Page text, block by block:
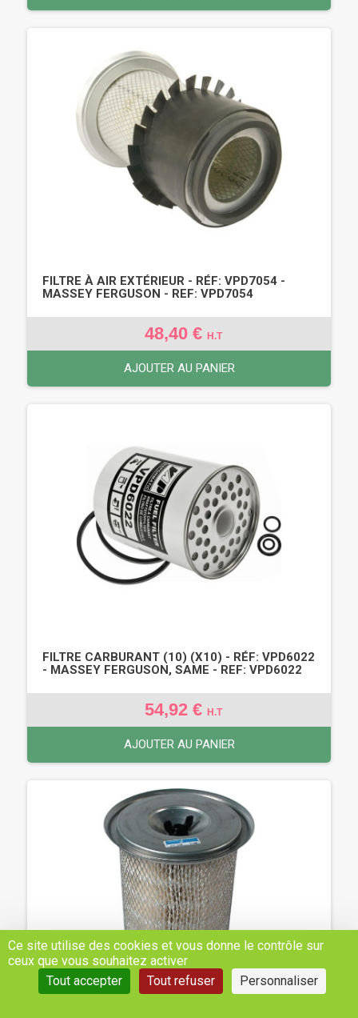
FILTRE À AIR EXTÉRIEUR - RÉF: VPD7054 -
MASSEY FERGUSON - REF: VPD7054
48,40 € H.T
AJOUTER AU PANIER
FILTRE CARBURANT (10) (X10) - RÉF: VPD6022
- MASSEY FERGUSON, SAME - REF: VPD6022
54,92 € H.T
AJOUTER AU PANIER
Ce site utilise des cookies et vous donne le contrôle sur
ceux que vous souhaitez activer
Tout accepter
Tout refuser Personnaliser